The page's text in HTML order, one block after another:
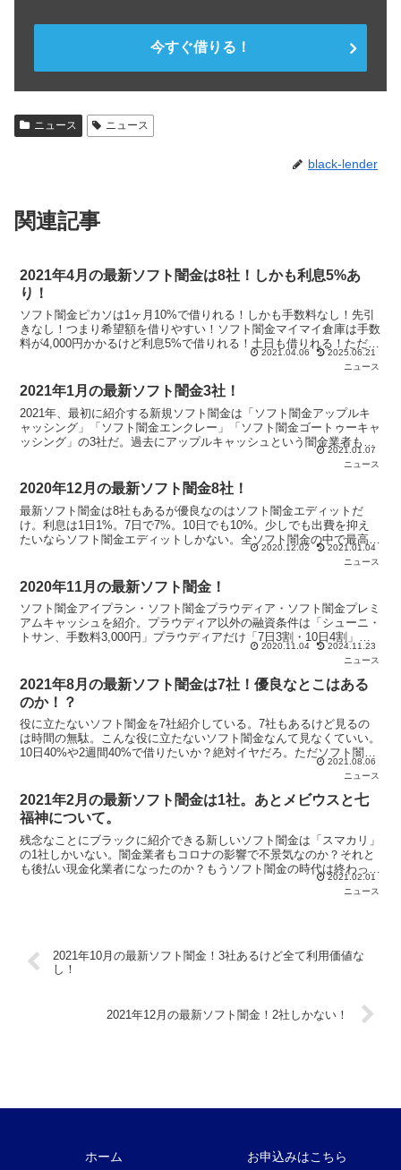
今すぐ借りる！
ニュース ニュース
black-lender
関連記事
2021年4月の最新ソフト闇金は8社！しかも利息5%あ
り！
ソフト闇金ピカソは1ヶ月10%で借りれる！しかも手数料なし！先引
きなし！つまり希望額を借りやすい！ソフト闇金マイマイ倉庫は手数
料が4,000円かかるけど利息5%で借りれる！土日も借りれる！ただ先
引きされる…。2021年4月はクセが強いソフト闇金ばかりだ！
2021.04.06
2025.06.21
ニュース
2021年1月の最新ソフト闇金3社！
2021年、最初に紹介する新規ソフト闇金は「ソフト闇金アップルキ
ャッシング」「ソフト闇金エンクレー」「ソフト闇金ゴートゥーキャ
ッシング」の3社だ。過去にアップルキャッシュという闇金業者もい
たがアップルキャッシングとは無関係。3社とも利用価値は無い。
2021.01.07
ニュース
2020年12月の最新ソフト闇金8社！
最新ソフト闇金は8社もあるが優良なのはソフト闇金エディットだ
け。利息は1日1%。7日で7%。10日でも10%。少しでも出費を抑え
たいならソフト闇金エディットしかない。全ソフト闇金の中で最高の
ソフト闇金と言える。なお手数料は5,000円だ。2020.12.02
2021.01.04
ニュース
2020年11月の最新ソフト闇金！
ソフト闇金アイプラン・ソフト闇金プラウディア・ソフト闇金プレミ
アムキャッシュを紹介。プラウディア以外の融資条件は「シューニ・
トサン、手数料3,000円」プラウディアだけ「7日3割・10日4割」し
かも手数料5,000円。まったく使えないソフト闇金ばかり。
2020.11.04
2024.11.23
ニュース
2021年8月の最新ソフト闇金は7社！優良なとこはある
のか！？
役に立たないソフト闇金を7社紹介している。7社もあるけど見るの
は時間の無駄。こんな役に立たないソフト闇金なんて見なくていい。
10日40%や2週間40%で借りたいか？絶対イヤだろ。ただソフト闇金
一休さんは不思議な魅力があるから見ても良いかもしれない。2021.08.06
ニュース
2021年2月の最新ソフト闇金は1社。あとメビウスと七
福神について。
残念なことにブラックに紹介できる新しいソフト闇金は「スマカリ」
の1社しかいない。闇金業者もコロナの影響で不景気なのか？それと
も後払い現金化業者になったのか？もうソフト闇金の時代は終わった
2021.02.01
ニュース
2021年10月の最新ソフト闇金！3社あるけど全て利用価値な
し！
2021年12月の最新ソフト闇金！2社しかない！
ホーム お申込みはこちら